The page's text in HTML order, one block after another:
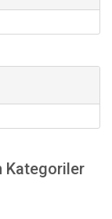
Kategoriler